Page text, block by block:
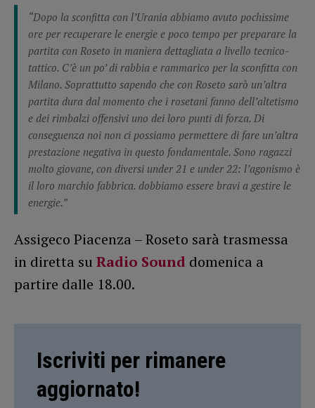
“Dopo la sconfitta con l’Urania abbiamo avuto pochissime
ore per recuperare le energie e poco tempo per preparare la
partita con Roseto in maniera dettagliata a livello tecnico-
tattico. C’è un po’ di rabbia e rammarico per la sconfitta con
Milano. Soprattutto sapendo che con Roseto sarò un’altra
partita dura dal momento che i rosetani fanno dell’altetismo
e dei rimbalzi offensivi uno dei loro punti di forza. Di
conseguenza noi non ci possiamo permettere di fare un’altra
prestazione negativa in questo fondamentale. Sono ragazzi
molto giovane, con diversi under 21 e under 22: l’agonismo è
il loro marchio fabbrica. dobbiamo essere bravi a gestire le
energie.”
Assigeco Piacenza – Roseto sarà trasmessa
in diretta su Radio Sound domenica a
partire dalle 18.00.
Iscriviti per rimanere
aggiornato!